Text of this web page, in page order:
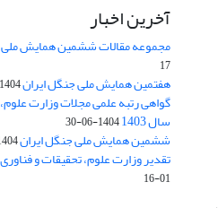
آخرین اخبار
مجموعه مقالات ششمین همایش ملی
17
هفتمین همایش ملی جنگل ایران07-15
گواهی رتبه علمی مجلات وزارت
سال 1403 1404-06-30
ششمین همایش ملی جنگل ایران04-31
تقدیر وزارت علوم، تحقیقات و
01-16